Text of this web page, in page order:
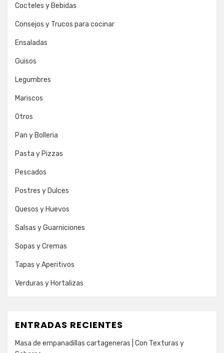
Cocteles y Bebidas
Consejos y Trucos para cocinar
Ensaladas
Guisos
Legumbres
Mariscos
Otros
Pan y Bolleria
Pasta y Pizzas
Pescados
Postres y Dulces
Quesos y Huevos
Salsas y Guarniciones
Sopas y Cremas
Tapas y Aperitivos
Verduras y Hortalizas
ENTRADAS RECIENTES
Masa de empanadillas cartageneras | Con Texturas y